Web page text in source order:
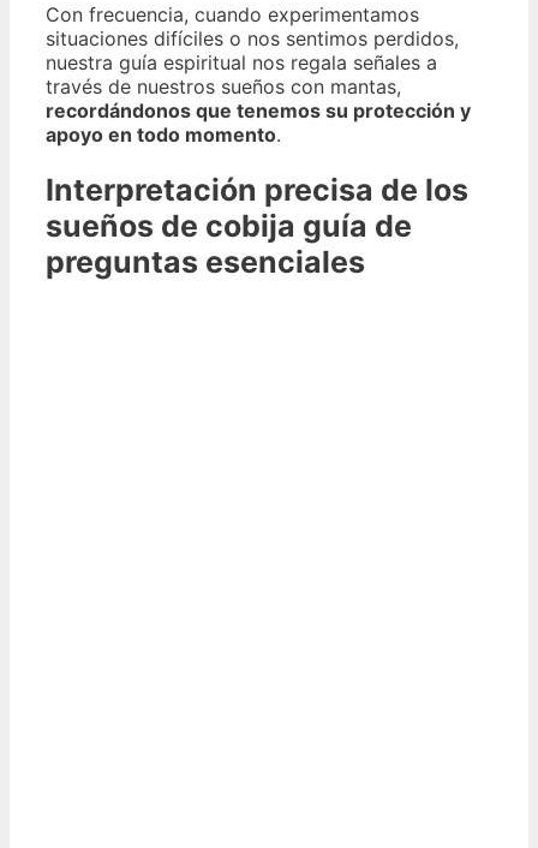
Con frecuencia, cuando experimentamos
situaciones difíciles o nos sentimos perdidos,
nuestra guía espiritual nos regala señales a
través de nuestros sueños con mantas,
recordándonos que tenemos su protección y
apoyo en todo momento.
Interpretación precisa de los
sueños de cobija guía de
preguntas esenciales